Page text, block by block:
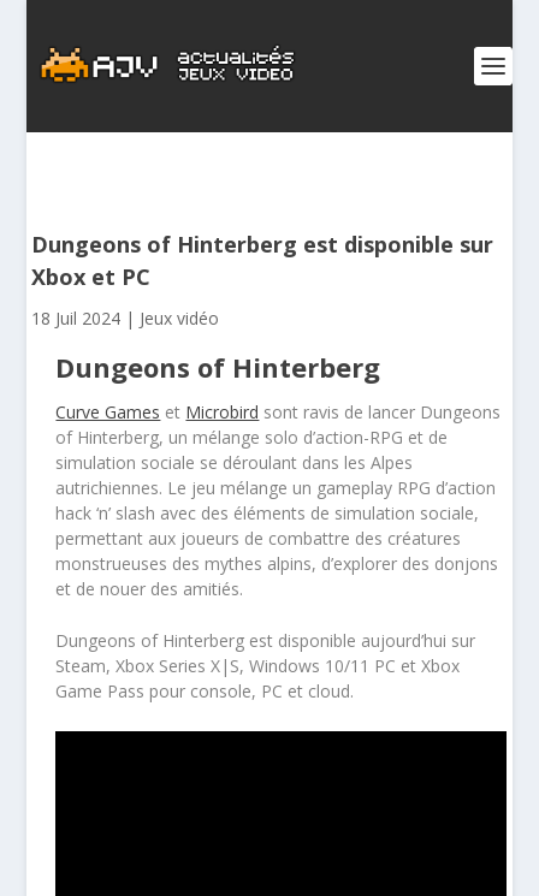
Dungeons of Hinterberg est disponible sur
Xbox et PC
18 Juil 2024 | Jeux vidéo
Dungeons of Hinterberg
Curve Games et Microbird sont ravis de lancer Dungeons
of Hinterberg, un mélange solo d’action-RPG et de
simulation sociale se déroulant dans les Alpes
autrichiennes. Le jeu mélange un gameplay RPG d’action
hack ‘n’ slash avec des éléments de simulation sociale,
permettant aux joueurs de combattre des créatures
monstrueuses des mythes alpins, d’explorer des donjons
et de nouer des amitiés.
Dungeons of Hinterberg est disponible aujourd’hui sur
Steam, Xbox Series X|S, Windows 10/11 PC et Xbox
Game Pass pour console, PC et cloud.